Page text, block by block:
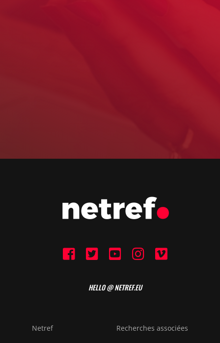
HELLO @ NETREF.EU
Netref Recherches associées